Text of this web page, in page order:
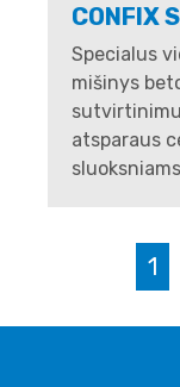
CONFIX
Specialus
mišinys
atsparaus
1